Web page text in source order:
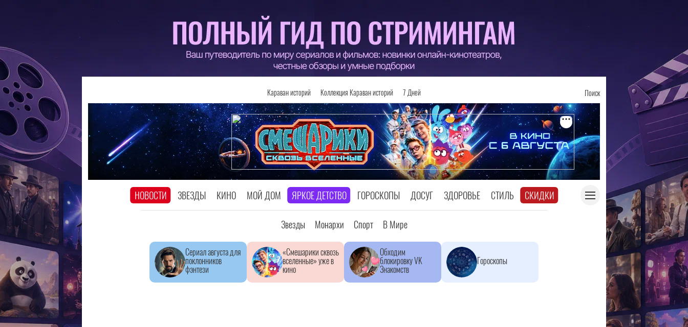
Караван историй Коллекция Караван историй 7 Дней Поиск
НОВОСТИ ЗВЕЗДЫ КИНО МОЙ ДОМ ЯРКОЕ ДЕТСТВО ГОРОСКОПЫ ДОСУГ ЗДОРОВЬЕ СТИЛЬ СКИДКИ
Звезды Монархи Спорт В Мире
Сериал августа для
поклонников
фэнтези
«Смешарики сквозь
вселенные» уже в
кино
Обходим
блокировку VK
Знакомств
Гороскопы